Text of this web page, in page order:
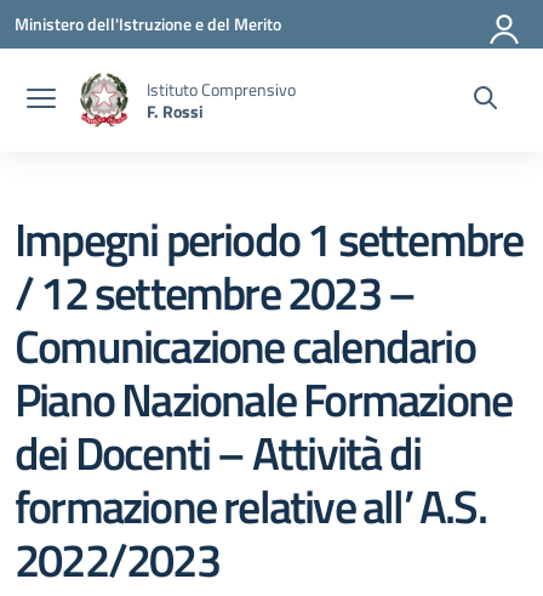
Vai ai contenuti
Vai al menu di navigazione
Vai al footer
Ministero dell'Istruzione e del Merito
Istituto Comprensivo
F. Rossi
Impegni periodo 1 settembre
/ 12 settembre 2023 –
Comunicazione calendario
Piano Nazionale Formazione
dei Docenti – Attività di
formazione relative all’ A.S.
2022/2023